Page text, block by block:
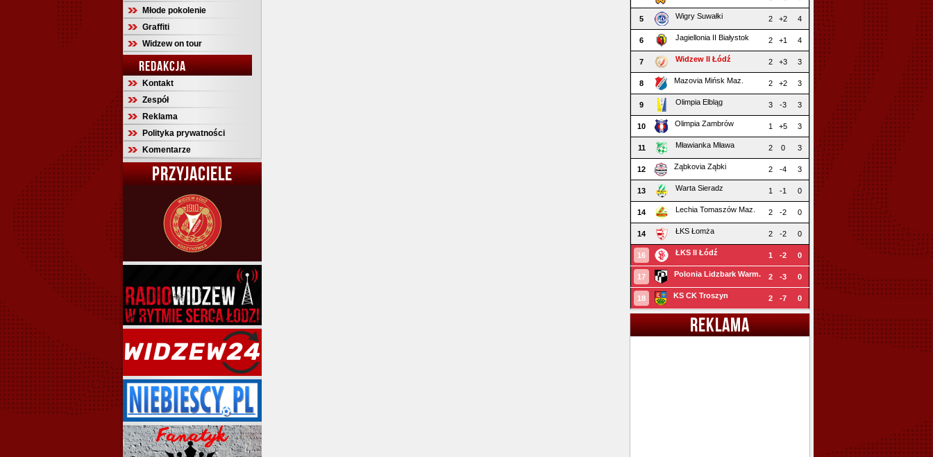
Młode pokolenie
Graffiti
Widzew on tour
REDAKCJA
Kontakt
Zespół
Reklama
Polityka prywatności
Komentarze
PRZYJACIELE
5 Wigry Suwałki 2 +2 4
6 Jagiellonia II Białystok 2 +1 4
7 Widzew II Łódź 2 +3 3
8 Mazovia Mińsk Maz. 2 +2 3
9 Olimpia Elbląg 3 -3 3
10 Olimpia Zambrów 1 +5 3
11 Mławianka Mława 2 0 3
12 Ząbkovia Ząbki 2 -4 3
13 Warta Sieradz 1 -1 0
14 Lechia Tomaszów Maz. 2 -2 0
14 ŁKS Łomża 2 -2 0
16 ŁKS II Łódź 1 -2 0
17 Polonia Lidzbark Warm. 2 -3 0
18 KS CK Troszyn 2 -7 0
REKLAMA